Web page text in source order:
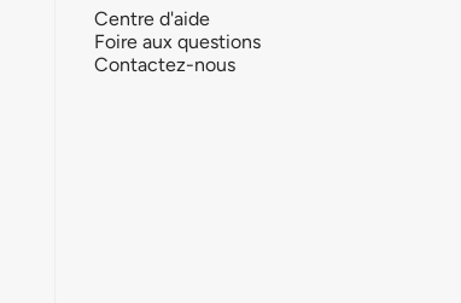
Centre d'aide
Foire aux questions
Contactez-nous